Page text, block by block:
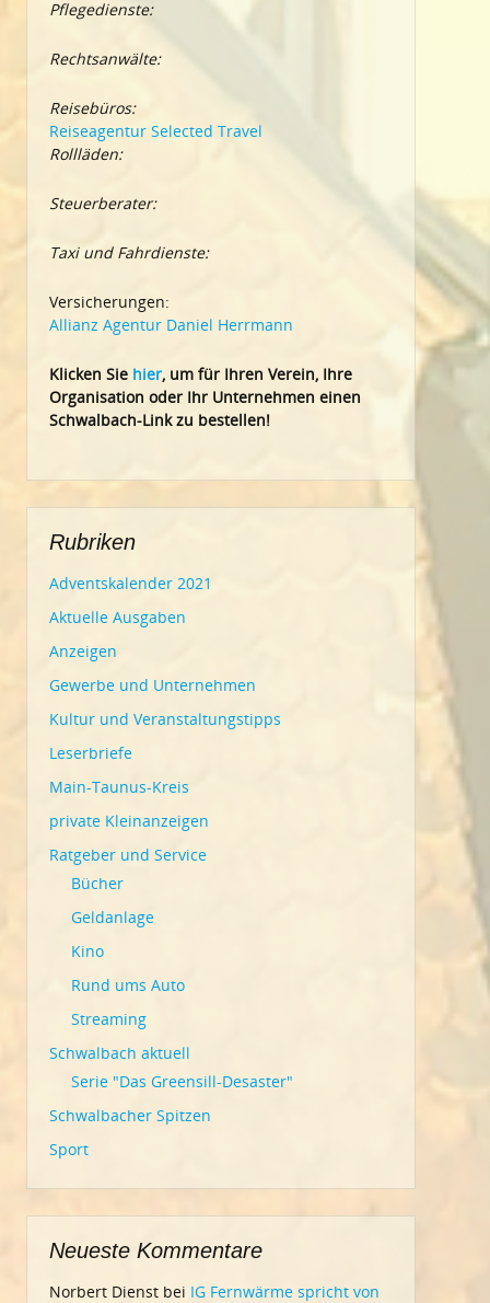
Pflegedienste:
Rechtsanwälte:
Reisebüros:
Reiseagentur Selected Travel
Rollläden:
Steuerberater:
Taxi und Fahrdienste:
Versicherungen:
Allianz Agentur Daniel Herrmann
Klicken Sie hier, um für Ihren Verein, Ihre
Organisation oder Ihr Unternehmen einen
Schwalbach-Link zu bestellen!
Rubriken
Adventskalender 2021
Aktuelle Ausgaben
Anzeigen
Gewerbe und Unternehmen
Kultur und Veranstaltungstipps
Leserbriefe
Main-Taunus-Kreis
private Kleinanzeigen
Ratgeber und Service
Bücher
Geldanlage
Kino
Rund ums Auto
Streaming
Schwalbach aktuell
Serie "Das Greensill-Desaster"
Schwalbacher Spitzen
Sport
Neueste Kommentare
Norbert Dienst bei IG Fernwärme spricht von